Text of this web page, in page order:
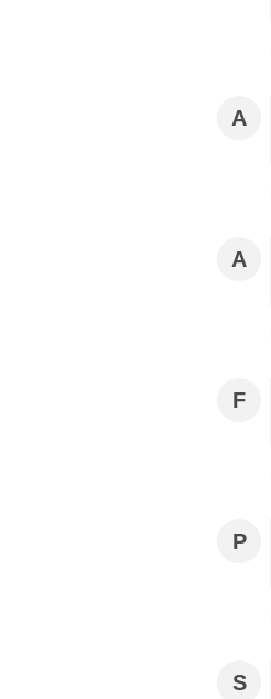
A
A
F
P
S